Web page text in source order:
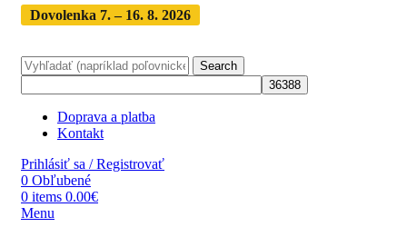
Dovolenka 7. – 16. 8. 2026
Search
Doprava a platba
Kontakt
Prihlásiť sa / Registrovať
0 Obľubené
0 items 0.00€
Menu